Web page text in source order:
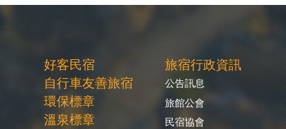
好客民宿
自行車友善旅宿
環保標章
溫泉標章
旅宿行政資訊
公告訊息
旅館公會
民宿協會